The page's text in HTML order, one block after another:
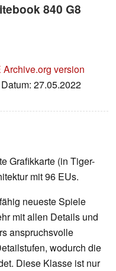
840 G8
Archive.org version
27.05.2022
Grafikkarte (in Tiger-
mit 96 EUs.
neueste Spiele
mit allen Details und
anspruchsvolle
wodurch die
Diese Klasse ist nur